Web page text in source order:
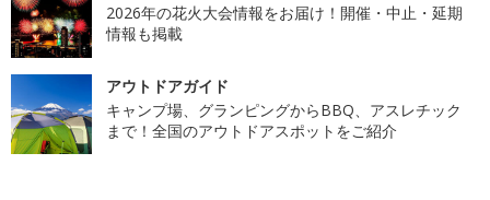
2026年の花火大会情報をお届け！開催・中止・延期
情報も掲載
アウトドアガイド
キャンプ場、グランピングからBBQ、アスレチック
まで！全国のアウトドアスポットをご紹介